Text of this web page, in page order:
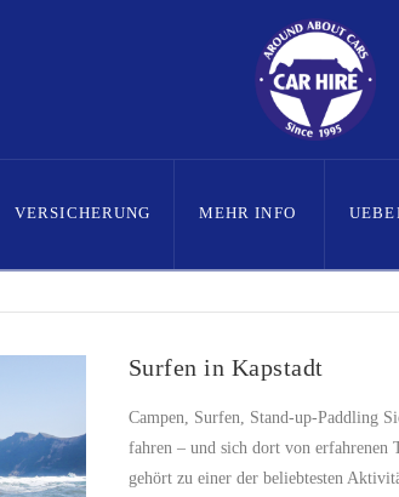
VERSICHERUNG MEHR INFO
Surfen in Kapstadt
Campen, Surfen, Stand-up-Paddling
fahren – und sich dort von erfahrenen
gehört zu einer der beliebtesten